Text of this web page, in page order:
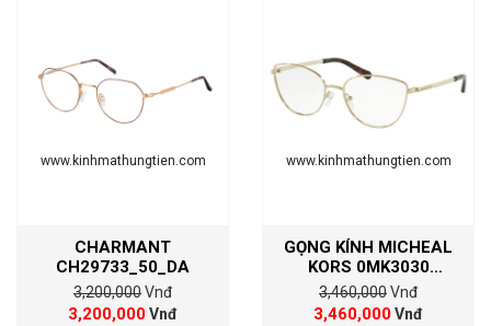
www.kinhmathungtien.com
CHARMANT
CH29733_50_DA
3,200,000Vnđ
3,200,000Vnđ
www.kinhmathungtien.com
GỌNG KÍNH MICHEAL
KORS 0MK3030
1014(54)
3,460,000Vnđ
3,460,000Vnđ